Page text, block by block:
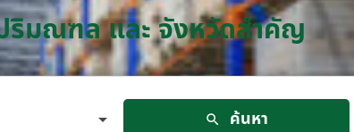
ปริมณฑล และ จังหวัดสำคัญ
ค้นหา